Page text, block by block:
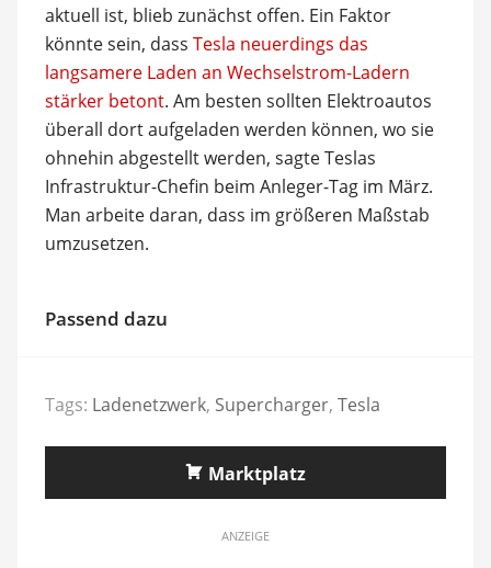
aktuell ist, blieb zunächst offen. Ein Faktor
könnte sein, dass Tesla neuerdings das
langsamere Laden an Wechselstrom-Ladern
stärker betont. Am besten sollten Elektroautos
überall dort aufgeladen werden können, wo sie
ohnehin abgestellt werden, sagte Teslas
Infrastruktur-Chefin beim Anleger-Tag im März.
Man arbeite daran, dass im größeren Maßstab
umzusetzen.
Passend dazu
Tags: Ladenetzwerk, Supercharger, Tesla
Marktplatz
ANZEIGE